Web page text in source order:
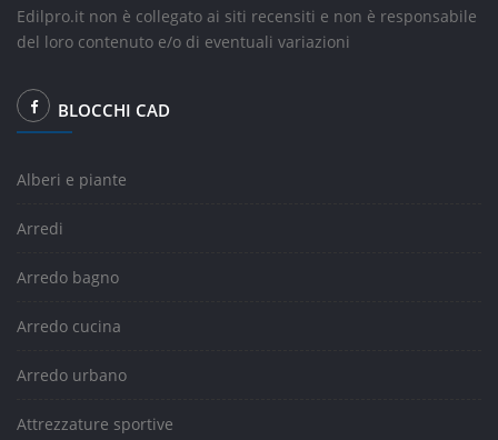
Edilpro.it non è collegato ai siti recensiti e non è responsabile
del loro contenuto e/o di eventuali variazioni
BLOCCHI CAD
Alberi e piante
Arredi
Arredo bagno
Arredo cucina
Arredo urbano
Attrezzature sportive